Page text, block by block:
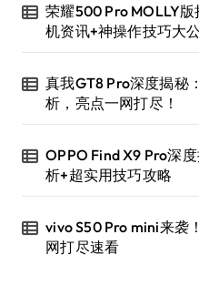
荣耀500 Pro MOLLY
机资讯+神操作技巧大
真我GT8 Pro深度揭秘
析，亮点一网打尽！
OPPO Find X9 Pro深
析+超实用技巧攻略
vivo S50 Pro mini来袭
网打尽速看